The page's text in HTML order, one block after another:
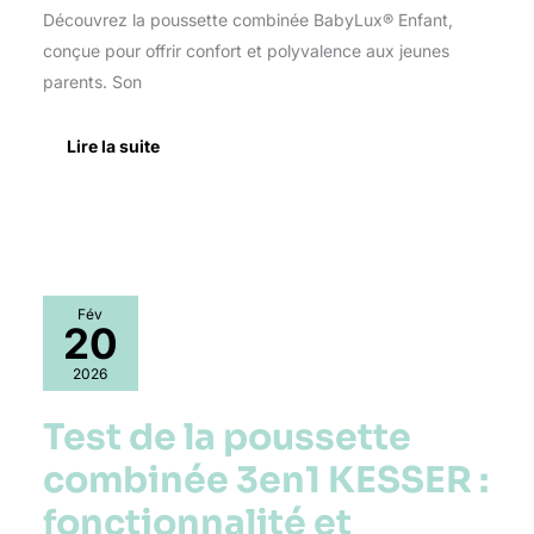
Découvrez la poussette combinée BabyLux® Enfant,
conçue pour offrir confort et polyvalence aux jeunes
parents. Son
Lire la suite
Fév
20
2026
Test de la poussette
combinée 3en1 KESSER :
fonctionnalité et
Test
de
la
poussette
combinée
KESSER
fonctionnalité